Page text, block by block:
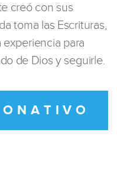
creó con sus
toma las Escrituras,
para
de Dios y seguirle.